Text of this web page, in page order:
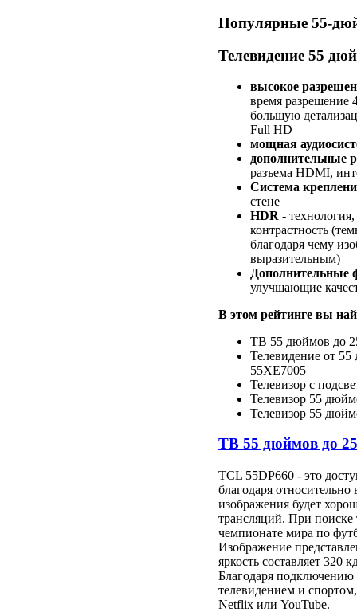
Популярные 55-
Телевидение 55
высокое
время разрешение
большую
Full HD
мощная
дополнительные
разъема HDMI,
Система
стене
HDR -
контрастность
благодаря чему
выразительным)
Дополнительные
улучшающие
В этом рейтинге вы
ТВ 55 дюймов до
Телевидение от
55XE7005
Телевизор с
Телевизор 55
Телевизор 55
ТВ 55 дюймов до
TCL 55DP660 - это
благодаря
изображения будет
трансляций. При поиске
чемпионате мира по
Изображение
яркость составляет 320
Благодаря подключению
телевидением и
Netflix или YouTube.